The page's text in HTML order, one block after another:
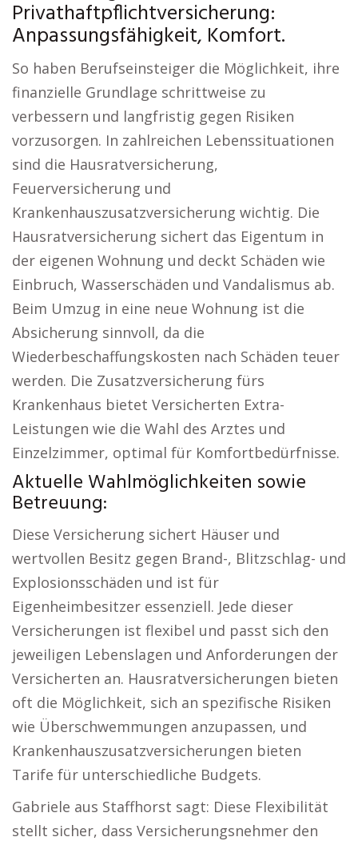
Privathaftpflichtversicherung:
Anpassungsfähigkeit, Komfort.
So haben Berufseinsteiger die Möglichkeit, ihre
finanzielle Grundlage schrittweise zu
verbessern und langfristig gegen Risiken
vorzusorgen. In zahlreichen Lebenssituationen
sind die Hausratversicherung,
Feuerversicherung und
Krankenhauszusatzversicherung wichtig. Die
Hausratversicherung sichert das Eigentum in
der eigenen Wohnung und deckt Schäden wie
Einbruch, Wasserschäden und Vandalismus ab.
Beim Umzug in eine neue Wohnung ist die
Absicherung sinnvoll, da die
Wiederbeschaffungskosten nach Schäden teuer
werden. Die Zusatzversicherung fürs
Krankenhaus bietet Versicherten Extra-
Leistungen wie die Wahl des Arztes und
Einzelzimmer, optimal für Komfortbedürfnisse.
Aktuelle Wahlmöglichkeiten sowie
Betreuung:
Diese Versicherung sichert Häuser und
wertvollen Besitz gegen Brand-, Blitzschlag- und
Explosionsschäden und ist für
Eigenheimbesitzer essenziell. Jede dieser
Versicherungen ist flexibel und passt sich den
jeweiligen Lebenslagen und Anforderungen der
Versicherten an. Hausratversicherungen bieten
oft die Möglichkeit, sich an spezifische Risiken
wie Überschwemmungen anzupassen, und
Krankenhauszusatzversicherungen bieten
Tarife für unterschiedliche Budgets.
Gabriele aus Staffhorst sagt: Diese Flexibilität
stellt sicher, dass Versicherungsnehmer den